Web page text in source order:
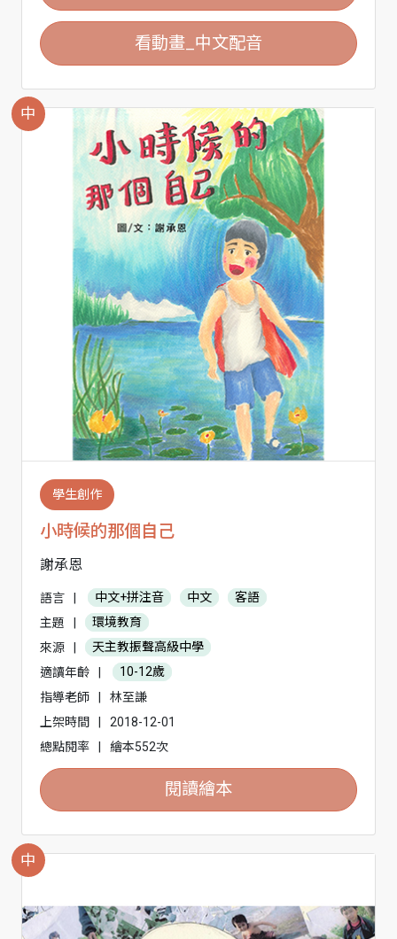
看動畫_中文配音
中
學生創作
小時候的那個自己
謝承恩
語言 | 中文+拼注音 中文
客語
主題
|
環境教育
來源
|
天主教振聲高級中學
適讀年齡
|
10-12歲
指導老師
|
林至謙
上架時間
|
2018-12-01
總點閱率
| 繪本552次
閱讀繪本
中